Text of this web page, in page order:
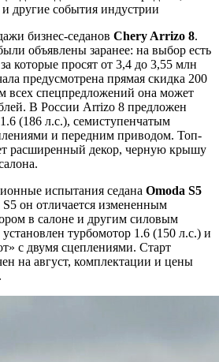
бизнес-седанов Chery Arrizo 8.
объявлены заранее: на выбор есть
которые просят от 3,4 до 3,55 млн
предусмотрена прямая скидка 200
всех спецпредложений она может
В России Arrizo 8 предложен
(186 л.с.), семиступенчатым
и передним приводом. Топ-
расширенный декор, черную крышу
испытания седана Omoda S5
он отличается измененным
в салоне и другим силовым
турбомотор 1.6 (150 л.с.) и
с двумя сцеплениями. Старт
на август, комплектации и цены